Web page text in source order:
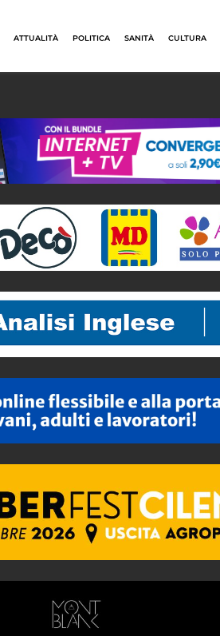
ATTUALITÀ POLITICA SANITÀ CULTURA